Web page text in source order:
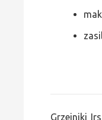
Grzejniki